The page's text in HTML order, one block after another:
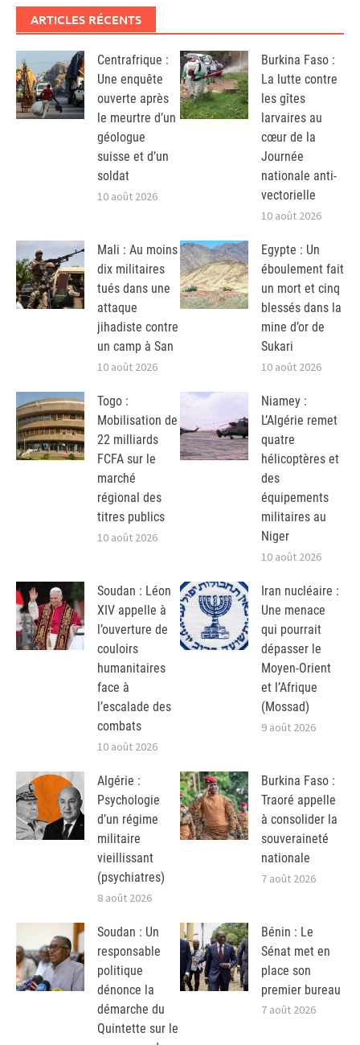
ARTICLES RÉCENTS
Centrafrique :
Une enquête
ouverte après
le meurtre d’un
géologue
suisse et d’un
soldat
10 août 2026
Burkina Faso :
La lutte contre
les gîtes
larvaires au
cœur de la
Journée
nationale anti-
vectorielle
10 août 2026
Mali : Au moins
dix militaires
tués dans une
attaque
jihadiste contre
un camp à San
10 août 2026
Egypte : Un
éboulement fait
un mort et cinq
blessés dans la
mine d’or de
Sukari
10 août 2026
Togo :
Mobilisation de
22 milliards
FCFA sur le
marché
régional des
titres publics
10 août 2026
Niamey :
L’Algérie remet
quatre
hélicoptères et
des
équipements
militaires au
Niger
10 août 2026
Soudan : Léon
XIV appelle à
l’ouverture de
couloirs
humanitaires
face à
l’escalade des
combats
10 août 2026
Iran nucléaire :
Une menace
qui pourrait
dépasser le
Moyen-Orient
et l’Afrique
(Mossad)
9 août 2026
Algérie :
Psychologie
d’un régime
militaire
vieillissant
(psychiatres)
8 août 2026
Burkina Faso :
Traoré appelle
à consolider la
souveraineté
nationale
7 août 2026
Soudan : Un
responsable
politique
dénonce la
démarche du
Quintette sur le
Bénin : Le
Sénat met en
place son
premier bureau
7 août 2026